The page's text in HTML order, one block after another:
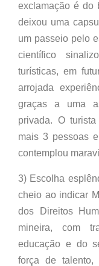
exclamação é do
deixou uma
um passeio pelo
científico
turísticas, em
arrojada
graças a uma
privada. O
mais 3 pessoas
contemplou
3) Escolha
cheio ao indicar
dos Direitos
mineira, com
educação e do
força de talento,